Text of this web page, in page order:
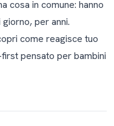
cosa in comune: hanno
per anni.
come reagisce tuo
pensato per bambini